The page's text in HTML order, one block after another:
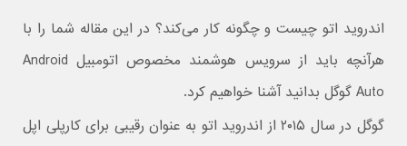
اندروید اتو چیست و چگونه کار می‌کند؟ در این مقاله شما را با
هرآنچه باید از سرویس هوشمند مخصوص اتومبیل Android
Auto گوگل بدانید آشنا خواهیم کرد.
گوگل در سال ۲۰۱۵ از اندروید اتو به عنوان رقیبی برای کارپلی اپل